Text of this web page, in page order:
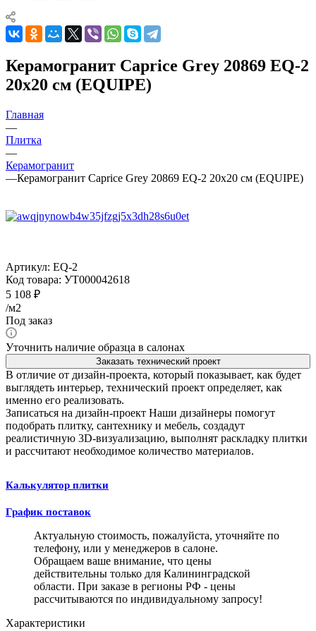
Керамогранит Caprice Grey 20869 EQ-2
20x20 см (EQUIPE)
Главная
—
Плитка
—
Керамогранит
—Керамогранит Caprice Grey 20869 EQ-2 20x20 см (EQUIPE)
Артикул: EQ-2
Код товара: УТ000042618
5 108 ₽
/м2
Под заказ
Уточнить наличие образца в салонах
Заказать технический проект
В отличие от дизайн-проекта, который показывает, как будет
выглядеть интерьер, технический проект определяет, как
именно его реализовать.
Записаться на дизайн-проект Наши дизайнеры помогут
подобрать плитку, сантехнику и мебель, создадут
реалистичную 3D-визуализацию, выполнят раскладку плитки
и рассчитают необходимое количество материалов.
Калькулятор плитки
График поставок
Актуальную стоимость, пожалуйста, уточняйте по
телефону, или у менеджеров в салоне.
Обращаем ваше внимание, что цены
действительны только для Калининградской
области. При заказе в регионы РФ - цены
рассчитываются по индивидуальному запросу!
Характеристики